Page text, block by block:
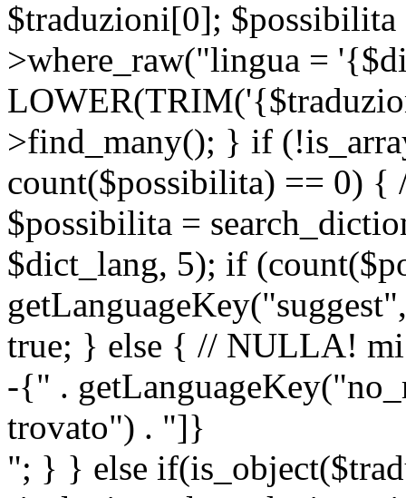
$traduzioni[0];
>where_raw("lingua =
>find_many(); } if
count($possibilita) == 0) {
$possibilita =
$dict_lang, 5); if
true; } else { // NULLA! mi
-{" .
trovato") . "]}
"; } } else